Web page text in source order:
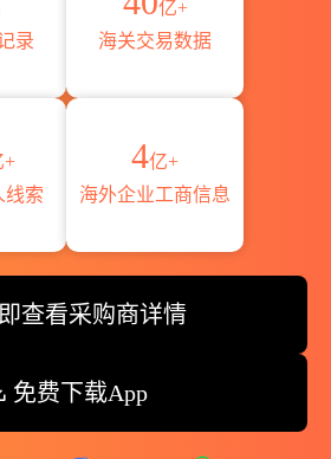
录
亿+
海关交易数据
+
线索
4亿+
海外企业工商信息
查看采购商详情
免费下载App